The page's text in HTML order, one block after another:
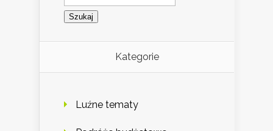
Kategorie
Luźne tematy